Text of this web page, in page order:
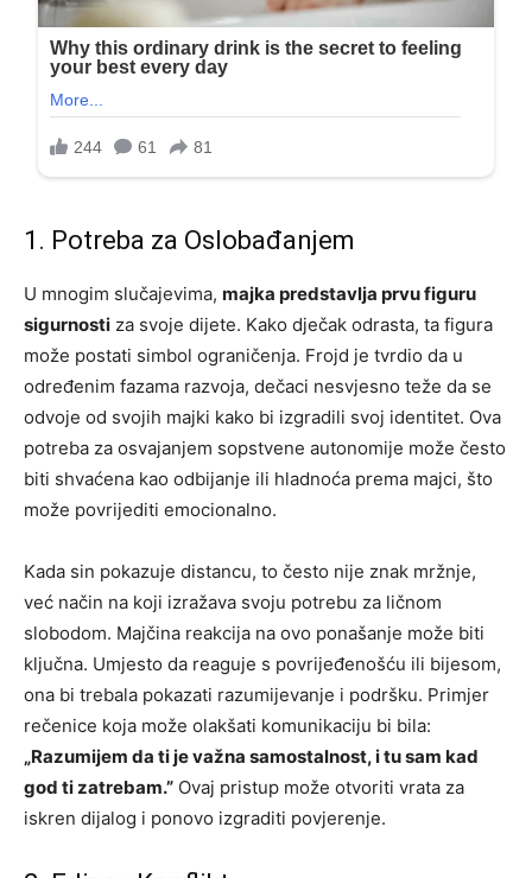
1. Potreba za Oslobađanjem
U mnogim slučajevima, majka predstavlja prvu figuru
sigurnosti za svoje dijete. Kako dječak odrasta, ta figura
može postati simbol ograničenja. Frojd je tvrdio da u
određenim fazama razvoja, dečaci nesvjesno teže da se
odvoje od svojih majki kako bi izgradili svoj identitet. Ova
potreba za osvajanjem sopstvene autonomije može često
biti shvaćena kao odbijanje ili hladnoća prema majci, što
može povrijediti emocionalno.
Kada sin pokazuje distancu, to često nije znak mržnje,
već način na koji izražava svoju potrebu za ličnom
slobodom. Majčina reakcija na ovo ponašanje može biti
ključna. Umjesto da reaguje s povrijeđenošću ili bijesom,
ona bi trebala pokazati razumijevanje i podršku. Primjer
rečenice koja može olakšati komunikaciju bi bila:
„Razumijem da ti je važna samostalnost, i tu sam kad
god ti zatrebam.” Ovaj pristup može otvoriti vrata za
iskren dijalog i ponovo izgraditi povjerenje.